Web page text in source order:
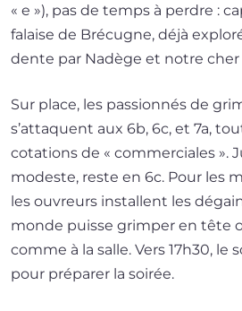
« e »), pas de temps à perdre :
falaise de Brécugne, déjà
dente par Nadège et notre
Sur place, les pas­sion­nés de
s’attaquent aux 6b, 6c, et 7a,
cota­tions de « com­mer­ciales ».
modeste, reste en 6c. Pour les
les ouvreurs ins­tallent les
monde puisse grim­per en tête
comme à la salle. Vers 17h30, le
pour pré­pa­rer la soirée.